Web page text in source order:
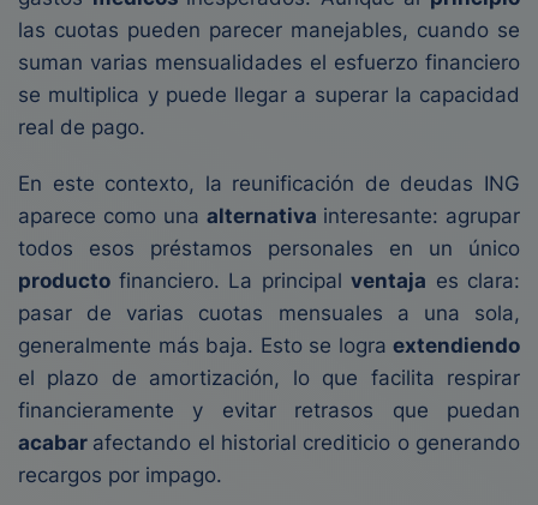
las cuotas pueden parecer manejables, cuando se
suman varias mensualidades el esfuerzo financiero
se multiplica y puede llegar a superar la capacidad
real de pago.
En este contexto, la reunificación de deudas ING
aparece como una alternativa interesante: agrupar
todos esos préstamos personales en un único
producto financiero. La principal ventaja es clara:
pasar de varias cuotas mensuales a una sola,
generalmente más baja. Esto se logra extendiendo
el plazo de amortización, lo que facilita respirar
financieramente y evitar retrasos que puedan
acabar afectando el historial crediticio o generando
recargos por impago.